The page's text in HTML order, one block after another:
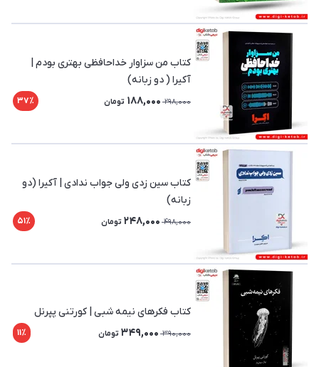
کتاب من سزاوار خداحافظی بهتری بودم |
آکیرا ( دو زبانه)
298,000
188,000 تومان 37٪
کتاب سین زدی ولی جواب ندادی | آکیرا (دو
زبانه)
498,000
248,000 تومان 51٪
کتاب فکرهای نیمه شبی | کورتنی پپرنل
390,000
349,000 تومان 11٪